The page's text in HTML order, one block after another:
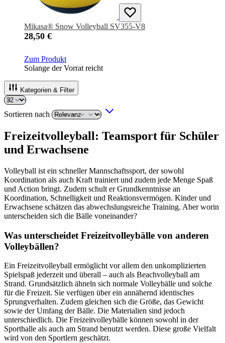
Mikasa® Snow Volleyball SV355-V8
28,50 €
Zum Produkt
Solange der Vorrat reicht
Kategorien & Filter
Sortieren nach
Freizeitvolleyball: Teamsport für Schüler
und Erwachsene
Volleyball ist ein schneller Mannschaftssport, der sowohl
Koordination als auch Kraft trainiert und zudem jede Menge Spaß
und Action bringt. Zudem schult er Grundkenntnisse an
Koordination, Schnelligkeit und Reaktionsvermögen. Kinder und
Erwachsene schätzen das abwechslungsreiche Training. Aber worin
unterscheiden sich die Bälle voneinander?
Was unterscheidet Freizeitvolleybälle von anderen
Volleybällen?
Ein Freizeitvolleyball ermöglicht vor allem den unkomplizierten
Spielspaß jederzeit und überall – auch als Beachvolleyball am
Strand. Grundsätzlich ähneln sich normale Volleybälle und solche
für die Freizeit. Sie verfügen über ein annähernd identisches
Sprungverhalten. Zudem gleichen sich die Größe, das Gewicht
sowie der Umfang der Bälle. Die Materialien sind jedoch
unterschiedlich. Die Freizeitvolleybälle können sowohl in der
Sporthalle als auch am Strand benutzt werden. Diese große Vielfalt
wird von den Sportlern geschätzt.